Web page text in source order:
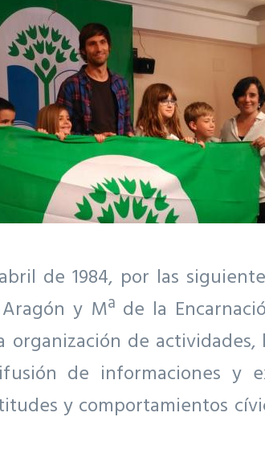
de 1984, por las
y Mª de la
de
de informaciones y
y comportamientos